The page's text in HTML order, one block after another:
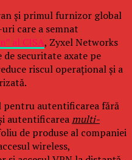
și primul furnizor global
care a semnat
al CISA, Zyxel Networks
securitate axate pe
riscul operațional și a
autentificarea fără
autentificareamulti-
de produse al companiei
wireless,